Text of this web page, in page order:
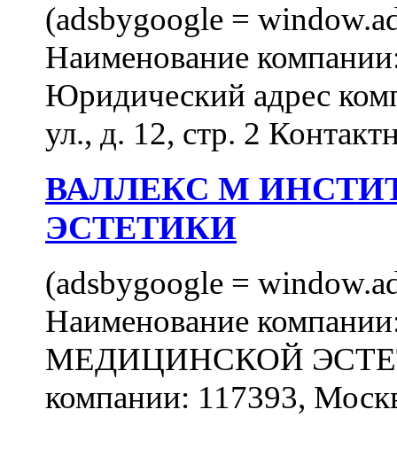
(adsbygoogle =
Наименование
Юридический адрес
ул., д. 12, стр. 2
ВАЛЛЕКС М
ЭСТЕТИКИ
(adsbygoogle =
Наименование
МЕДИЦИНСКОЙ
компании: 117393,